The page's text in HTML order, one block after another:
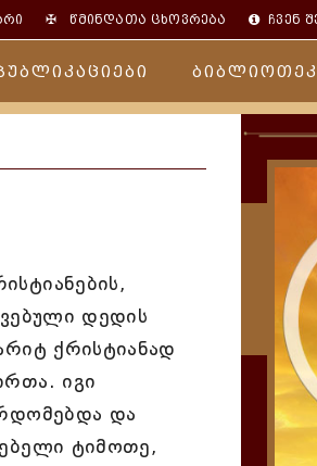
✠წმინდათა ცხოვრება ჩვენ
დედის
ქრისტიანად
იგი
და
ტიმოთე,